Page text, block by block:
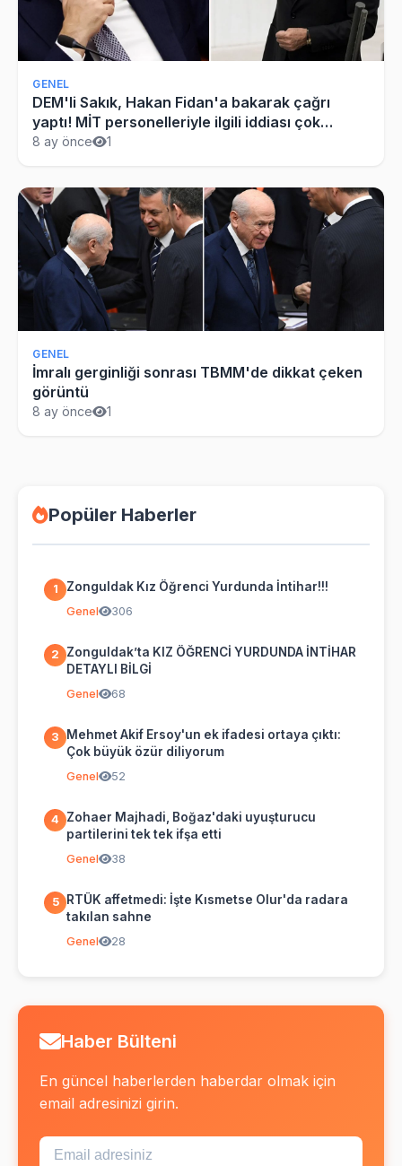
GENEL
DEM'li Sakık, Hakan Fidan'a bakarak çağrı
yaptı! MİT personelleriyle ilgili iddiası çok
konuşulur
8 ay önce 1
GENEL
İmralı gerginliği sonrası TBMM'de dikkat çeken
görüntü
8 ay önce 1
Popüler Haberler
1 Zonguldak Kız Öğrenci Yurdunda İntihar!!!
Genel 306
2
Zonguldak’ta KIZ ÖĞRENCİ YURDUNDA İNTİHAR
DETAYLI BİLGİ
Genel 68
3
Mehmet Akif Ersoy'un ek ifadesi ortaya çıktı:
Çok büyük özür diliyorum
Genel 52
4
Zohaer Majhadi, Boğaz'daki uyuşturucu
partilerini tek tek ifşa etti
Genel 38
5
RTÜK affetmedi: İşte Kısmetse Olur'da radara
takılan sahne
Genel 28
Haber Bülteni
En güncel haberlerden haberdar olmak için
email adresinizi girin.